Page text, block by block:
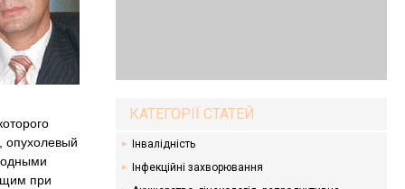
опухолевый
при
КАТЕГОРІЇ СТАТЕЙ
Інвалідність
Інфекційні захворювання